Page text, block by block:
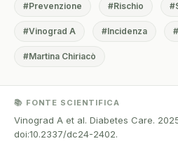
#Prevenzione #Rischio
#Vinograd A #Incidenza
#Martina Chiriacò
📚 FONTE SCIENTIFICA
Vinograd A et al. Diabetes Care.
doi:10.2337/dc24-2402.